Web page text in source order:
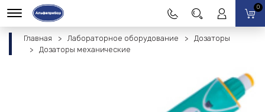
0
Главная Лабораторное оборудование
Дозаторы
Дозаторы механические